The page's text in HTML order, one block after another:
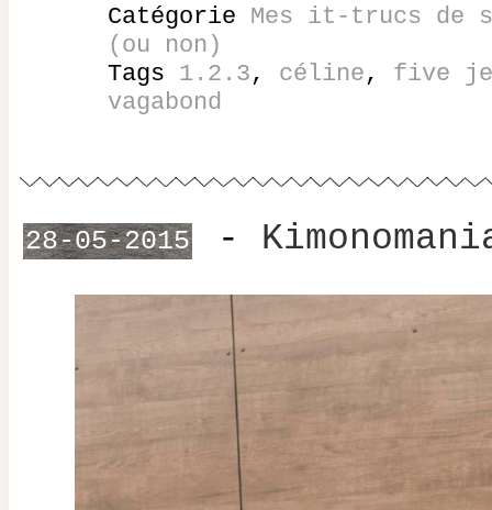
Catégorie Mes it-trucs de
(ou non)
Tags 1.2.3, céline, five
vagabond
28-05-2015 -